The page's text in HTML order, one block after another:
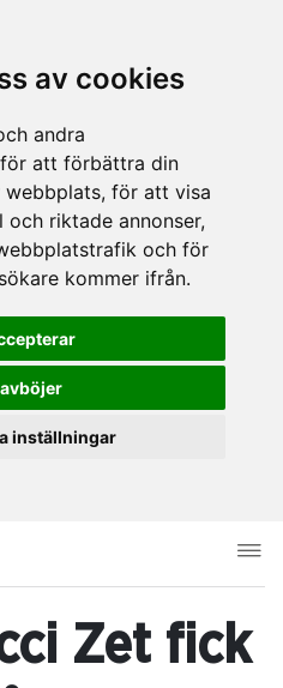
av cookies
andra
att förbättra din
för att visa
riktade annonser,
och för
kommer ifrån.
inställningar
Zet fick